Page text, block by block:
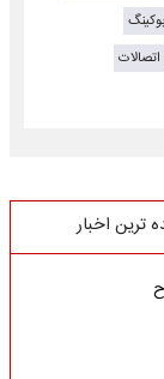
بوکینگ
اتصالات
ترین اخبار